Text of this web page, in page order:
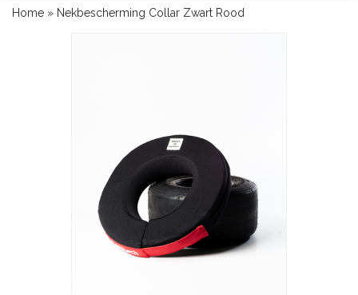
Home » Nekbescherming Collar Zwart Rood